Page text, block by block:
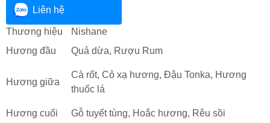
Liên hệ
Thương hiệu
Nishane
Hương đầu
Quả dừa, Rượu Rum
Hương giữa
Cà rốt, Cỏ xạ hương, Đậu Tonka, Hương
thuốc lá
Hương cuối Gỗ tuyết tùng, Hoắc hương, Rêu sồi